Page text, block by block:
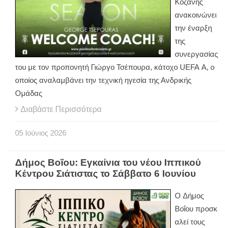
Κοζάνης
ανακοινώνει
την έναρξη
της
συνεργασίας
του με τον προπονητή Γιώργο Τσέπουρα, κάτοχο UEFA A, ο
οποίος αναλαμβάνει την τεχνική ηγεσία της Ανδρικής
Ομάδας
Διαβάστε Περισσότερα
05 Ιούνιος 2026
Δήμος Βοΐου: Eγκαίνια του νέου Ιππικού
Κέντρου Σιάτιστας το Σάββατο 6 Ιουνίου
Ο Δήμος
Βοΐου προσκ
αλεί τους